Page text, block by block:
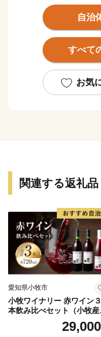
よく観光景観に恵まれ
地となっています。
★ABCテレビのニュー
れました！
👉北海道洞爺湖町の「
自治
すべて
お気
関連する返礼
愛知県小牧市
小牧ワイナリー 赤ワイン３
本飲み比べセット（小牧産
どう100％使用）29,000